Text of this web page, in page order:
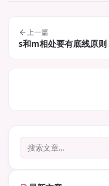
上一篇
s和m相处要有底线原则